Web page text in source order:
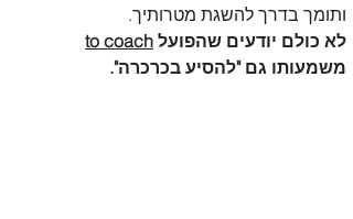
ותומך בדרך להשגת מטרותיך.
לא כולם יודעים שהפועל to coach
משמעותו גם "להסיע בכרכרה".